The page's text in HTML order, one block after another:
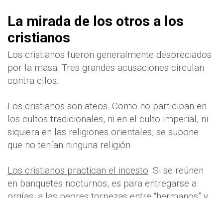
La mirada de los otros a los
cristianos
Los cristianos fueron generalmente despreciados
por la masa. Tres grandes acusaciones circulan
contra ellos:
Los cristianos son ateos. Como no participan en
los cultos tradicionales, ni en el culto imperial, ni
siquiera en las religiones orientales, se supone
que no tenían ninguna religión.
Los cristianos practican el incesto. Si se reúnen
en banquetes nocturnos, es para entregarse a